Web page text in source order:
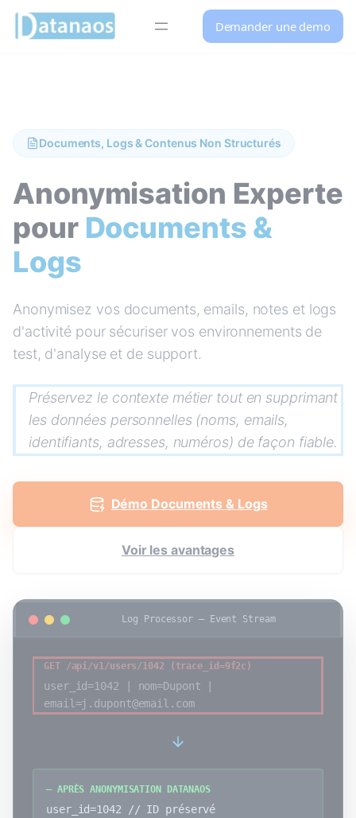
Demander une demo
Documents, Logs & Contenus Non Structurés
Anonymisation Experte
pour Documents &
Logs
Anonymisez vos documents, emails, notes et logs
d'activité pour sécuriser vos environnements de
test, d'analyse et de support.
Préservez le contexte métier tout en supprimant
les données personnelles (noms, emails,
identifiants, adresses, numéros) de façon fiable.
Démo Documents & Logs
Voir les avantages
Log Processor – Event Stream
GET /api/v1/users/1042 (trace_id=9f2c)
user_id=1042 | nom=Dupont |
email=j.dupont@email.com
— APRÈS ANONYMISATION DATANAOS
user_id=1042 // ID préservé
Panneau de gestion des cookies